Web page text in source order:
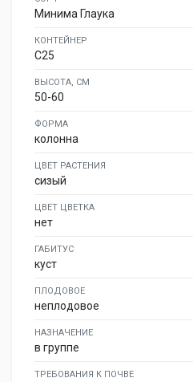
Минима Глаука
КОНТЕЙНЕР
C25
ВЫСОТА, СМ
50-60
ФОРМА
колонна
ЦВЕТ РАСТЕНИЯ
сизый
ЦВЕТ ЦВЕТКА
нет
ГАБИТУС
куст
ПЛОДОВОЕ
неплодовое
НАЗНАЧЕНИЕ
в группе
ТРЕБОВАНИЯ К ПОЧВЕ